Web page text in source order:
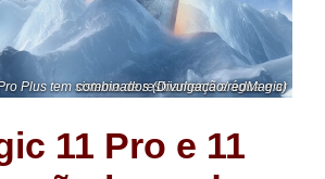
RedMagic 11 Pro Plus tem sistema de resfriamento a água e ar combinados (Divulgação/redMagic)
11 Pro e 11